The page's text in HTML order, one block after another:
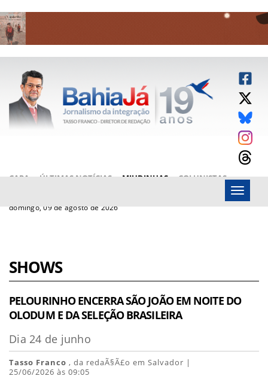
CAPA ÚLTIMAS NOTÍCIAS MIUDINHAS
COLUNISTAS
domingo, 09 de agosto de 2026
Menu
SHOWS
PELOURINHO ENCERRA SÃO JOÃO EM NOITE DO
OLODUM E DA SELEÇÃO BRASILEIRA
Dia 24 de junho
Tasso Franco , da redaÃ§Ã£o em Salvador |
25/06/2026 às 09:05